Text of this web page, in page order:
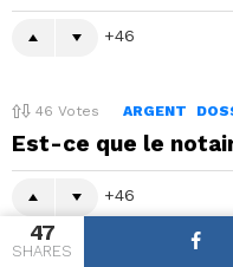
47
SHARES
46
46 Votes ARGENT
Est-ce que le
46